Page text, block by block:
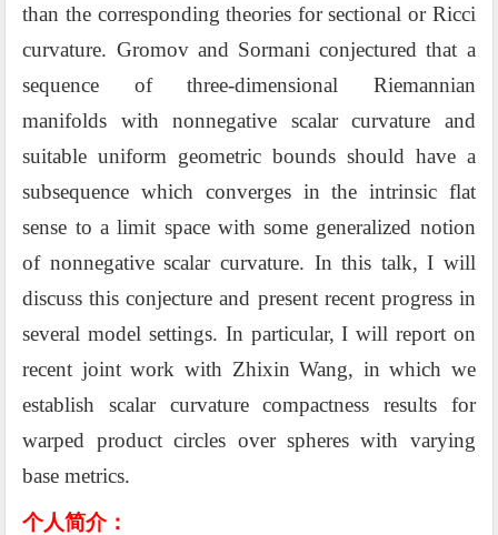
than the corresponding theories for sectional or Ricci
curvature. Gromov and Sormani conjectured that a
sequence of three-dimensional Riemannian
manifolds with nonnegative scalar curvature and
suitable uniform geometric bounds should have a
subsequence which converges in the intrinsic flat
sense to a limit space with some generalized notion
of nonnegative scalar curvature. In this talk, I will
discuss this conjecture and present recent progress in
several model settings. In particular, I will report on
recent joint work with Zhixin Wang, in which we
establish scalar curvature compactness results for
warped product circles over spheres with varying
base metrics.
个人简介：